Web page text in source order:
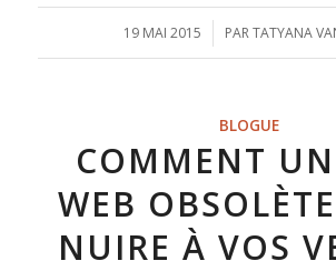
19 MAI 2015
/ PARTATYANA
BLOGUE
COMMENT
WEB
NUIRE À VOS